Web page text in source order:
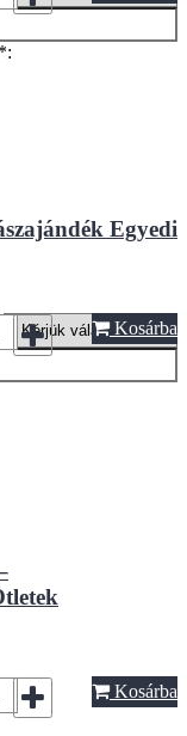
Egyedi
Kosárba
Kosárba